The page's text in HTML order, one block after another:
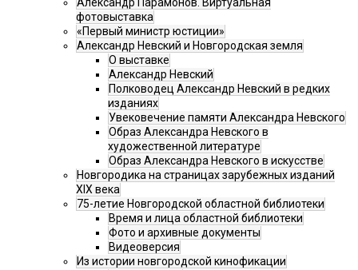
Александр Парамонов. Виртуальная
фотовыставка
«Первый министр юстиции»
Александр Невский и Новгородская земля
О выставке
Александр Невский
Полководец Александр Невский в редких
изданиях
Увековечение памяти Александра Невского
Образ Александра Невского в
художественной литературе
Образ Александра Невского в искусстве
Новгородика на страницах зарубежных изданий
XIX века
75-летие Новгородской областной библиотеки
Время и лица областной библиотеки
Фото и архивные документы
Видеоверсия
Из истории новгородской кинофикации